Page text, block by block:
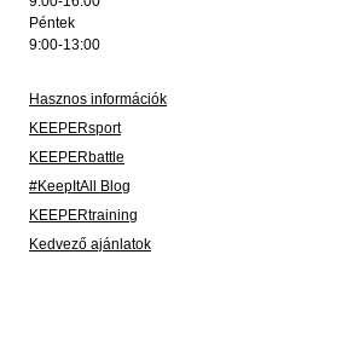
Péntek
9:00-13:00
Hasznos információk
KEEPERsport
KEEPERbattle
#KeepItAll Blog
KEEPERtraining
Kedvező ajánlatok